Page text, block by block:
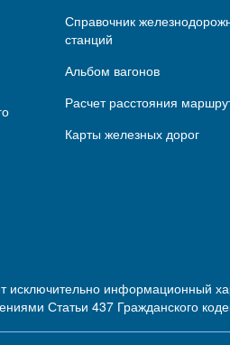
Справочник
станций
Альбом вагонов
Расчет расстояния
Карты железных дорог
информационный
Статьи 437 Гражданского